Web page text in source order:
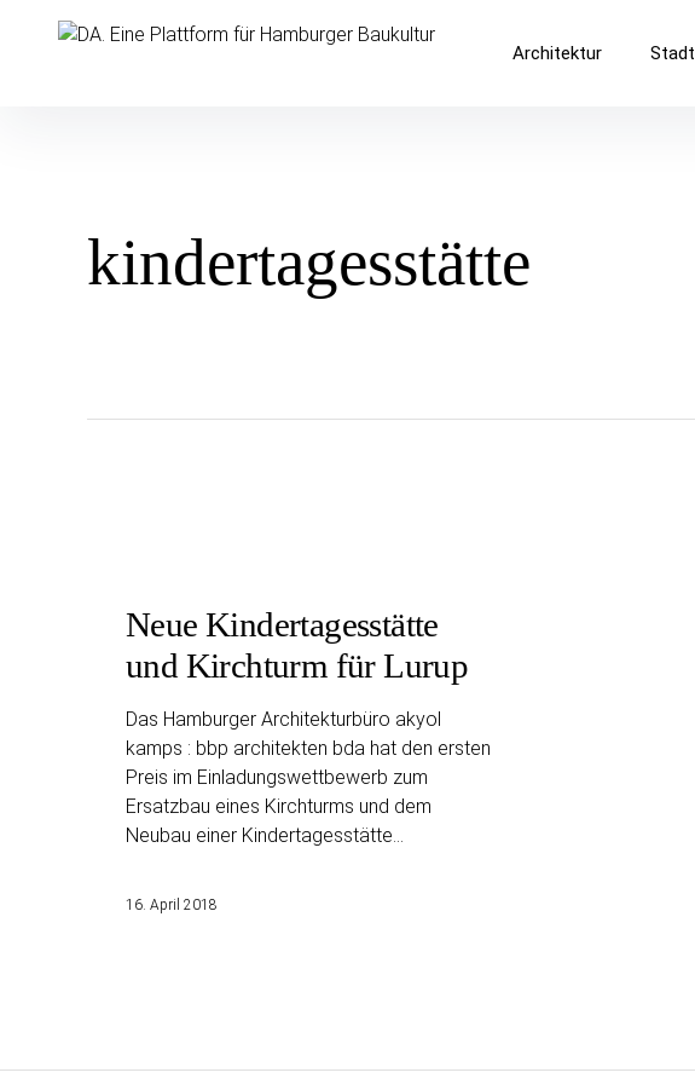
überspringenDA. Eine Plattform für Hamburger Baukultur
Architektur Stadt
kindertagesstätte
Neue Kindertagesstätte
und Kirchturm für Lurup
Das Hamburger Architekturbüro akyol
kamps : bbp architekten bda hat den ersten
Preis im Einladungswettbewerb zum
Ersatzbau eines Kirchturms und dem
Neubau einer Kindertagesstätte…
16. April 2018